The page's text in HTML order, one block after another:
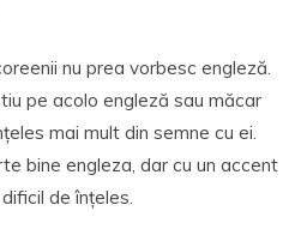
nu prea vorbesc engleză.
pe acolo engleză sau măcar
mai mult din semne cu ei.
bine engleza, dar cu un accent
de înțeles.